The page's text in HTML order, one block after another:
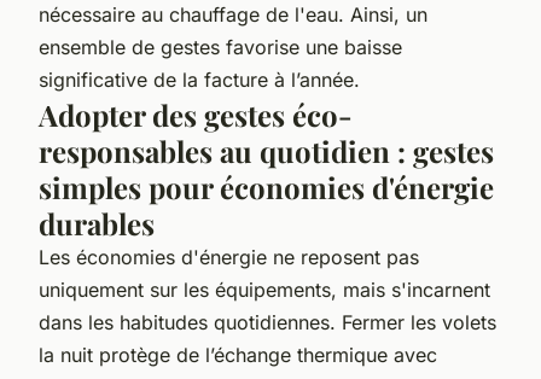
nécessaire au chauffage de l'eau. Ainsi, un
ensemble de gestes favorise une baisse
significative de la facture à l’année.
Adopter des gestes éco-
responsables au quotidien : gestes
simples pour économies d'énergie
durables
Les économies d'énergie ne reposent pas
uniquement sur les équipements, mais s'incarnent
dans les habitudes quotidiennes. Fermer les volets
la nuit protège de l’échange thermique avec